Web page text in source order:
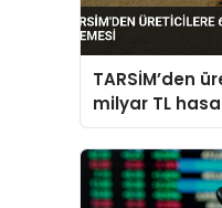
TARSİM’den
milyar TL